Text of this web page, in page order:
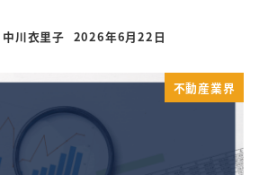
中川衣里子 2026年6月22日
不動産業界